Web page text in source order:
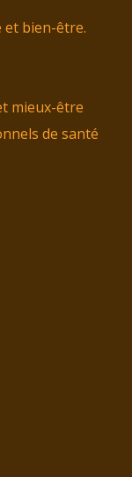
et bien-être.
mieux-être
de santé